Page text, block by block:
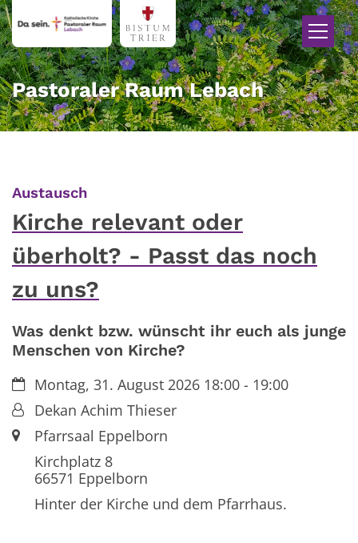
Zum Inhalt springen
Pastoraler Raum Lebach
Austausch
Kirche relevant oder
überholt? - Passt das noch
zu uns?
Was denkt bzw. wünscht ihr euch als junge
Menschen von Kirche?
Datum:Montag, 31. August 2026 18:00 - 19:00
Von:Dekan Achim Thieser
Ort:Pfarrsaal Eppelborn
Kirchplatz 8
66571 Eppelborn
Hinter der Kirche und dem Pfarrhaus.